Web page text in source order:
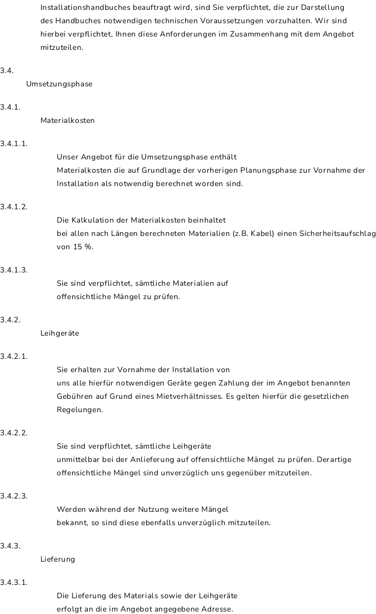
Installationshandbuches beauftragt wird, sind Sie verpflichtet, die zur Darstellung
des Handbuches notwendigen technischen Voraussetzungen vorzuhalten. Wir sind
hierbei verpflichtet, Ihnen diese Anforderungen im Zusammenhang mit dem Angebot
mitzuteilen.
3.4.
Umsetzungsphase
3.4.1.
Materialkosten
3.4.1.1.
Unser Angebot für die Umsetzungsphase enthält
Materialkosten die auf Grundlage der vorherigen Planungsphase zur Vornahme der
Installation als notwendig berechnet worden sind.
3.4.1.2.
Die Kalkulation der Materialkosten beinhaltet
bei allen nach Längen berechneten Materialien (z.B. Kabel) einen Sicherheitsaufschlag
von 15 %.
3.4.1.3.
Sie sind verpflichtet, sämtliche Materialien auf
offensichtliche Mängel zu prüfen.
3.4.2.
Leihgeräte
3.4.2.1.
Sie erhalten zur Vornahme der Installation von
uns alle hierfür notwendigen Geräte gegen Zahlung der im Angebot benannten
Gebühren auf Grund eines Mietverhältnisses. Es gelten hierfür die gesetzlichen
Regelungen.
3.4.2.2.
Sie sind verpflichtet, sämtliche Leihgeräte
unmittelbar bei der Anlieferung auf offensichtliche Mängel zu prüfen. Derartige
offensichtliche Mängel sind unverzüglich uns gegenüber mitzuteilen.
3.4.2.3.
Werden während der Nutzung weitere Mängel
bekannt, so sind diese ebenfalls unverzüglich mitzuteilen.
3.4.3.
Lieferung
3.4.3.1.
Die Lieferung des Materials sowie der Leihgeräte
erfolgt an die im Angebot angegebene Adresse.